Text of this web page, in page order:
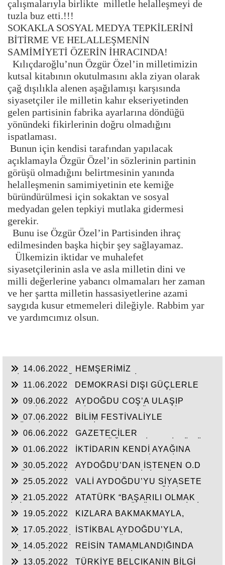
çalışmalarıyla birlikte milletle helalleşmeyi de
tuzla buz etti.!!!
SOKAKLA SOSYAL MEDYA TEPKİLERİNİ
BİTİRME VE HELALLEŞMENİN
SAMİMİYETİ ÖZERİN İHRACINDA!
Kılıçdaroğlu’nun Özgür Özel’in milletimizin
kutsal kitabının okutulmasını akla ziyan olarak
çağ dışılıkla alenen aşağılamışı karşısında
siyasetçiler ile milletin kahır ekseriyetinden
gelen partisinin fabrika ayarlarına döndüğü
yönündeki fikirlerinin doğru olmadığını
ispatlaması.
Bunun için kendisi tarafından yapılacak
açıklamayla Özgür Özel’in sözlerinin partinin
görüşü olmadığını belirtmesinin yanında
helalleşmenin samimiyetinin ete kemiğe
büründürülmesi için sokaktan ve sosyal
medyadan gelen tepkiyi mutlaka gidermesi
gerekir.
Bunu ise Özgür Özel’in Partisinden ihraç
edilmesinden başka hiçbir şey sağlayamaz.
Ülkemizin iktidar ve muhalefet
siyasetçilerinin asla ve asla milletin dini ve
milli değerlerine yabancı olmamaları her zaman
ve her şartta milletin hassasiyetlerine azami
saygıda kusur etmemeleri dileğiyle. Rabbim yar
ve yardımcımız olsun.
14.06.2022
HEMŞERİMİZ
MÜJDELERİ BEKLİYOR!
11.06.2022
DEMOKRASİ DIŞI GÜÇLERLE
OSMANLI”KALAYCI ŞAMMAS!”
09.06.2022
AYDOĞDU COŞ’A ULAŞIP
HİZMETLERİNE ULAŞMASI!
07.06.2022
BİLİM FESTİVALİYLE
CEVAP”HİZMETE AÇILAN 41 YENİ FABRİKA!!
06.06.2022
GAZETECİLER
CHP FİİLEN YAŞATTI!!!
01.06.2022
İKTİDARIN KENDİ AYAĞINA
SÖZLERİN TUTULMASINDA!!!
30.05.2022
AYDOĞDU’DAN İSTENEN O.D
HAMMADELERE SAHİBİZ!
25.05.2022
VALİ AYDOĞDU’YU SİYASETE
ÇALMAKTIR!!!
21.05.2022
ATATÜRK “BAŞARILI OLMAK
BİRİNE UYGUN OLMALI”
19.05.2022
KIZLARA BAKMAKMAYLA,
TARİH ÖĞRETİLEN GENÇLİK!!!
17.05.2022
İSTİKBAL AYDOĞDU’YLA,
YATIRIMI ALMASINDA!!!
14.05.2022
REİSİN TAMAMLANDIĞINDA
13.05.2022 TÜRKİYE BELÇIKANIN BİLGİ